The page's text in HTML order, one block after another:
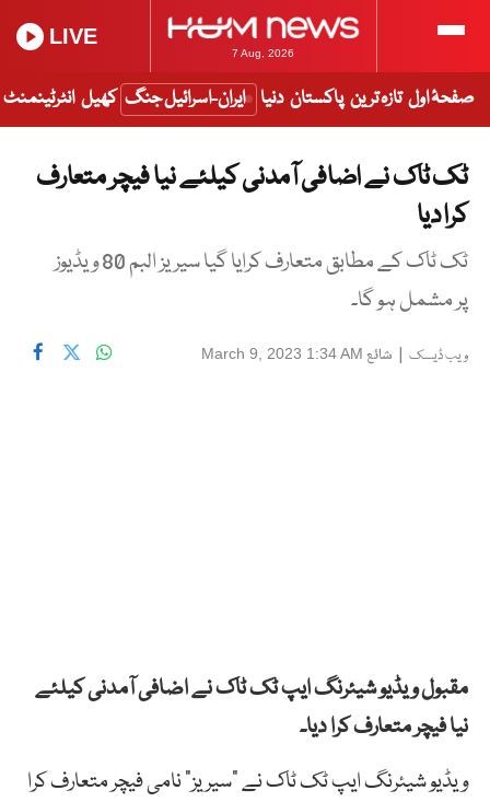
7 Aug, 2026
LIVE
صفحۂ اول تازہ ترین پاکستان دنیا ایران-اسرائیل جنگ کھیل انٹرٹینمنٹ
ٹک ٹاک نے اضافی آمدنی کیلئے نیا فیچر متعارف
کرا دیا
ٹک ٹاک کے مطابق متعارف کرایا گیا سیریز البم 80 ویڈیوز
پر مشمل ہو گا۔
ویب ڈیسک | شائع March 9, 2023 1:34 AM
مقبول ویڈیو شیئرنگ ایپ ٹک ٹاک نے اضافی آمدنی کیلئے
نیا فیچر متعارف کرا دیا۔
ویڈیو شیئرنگ ایپ ٹک ٹاک نے “سیریز” نامی فیچر متعارف کرا